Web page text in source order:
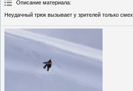
Описание материала:
Неудачный трюк вызывает у зрителей только смех.